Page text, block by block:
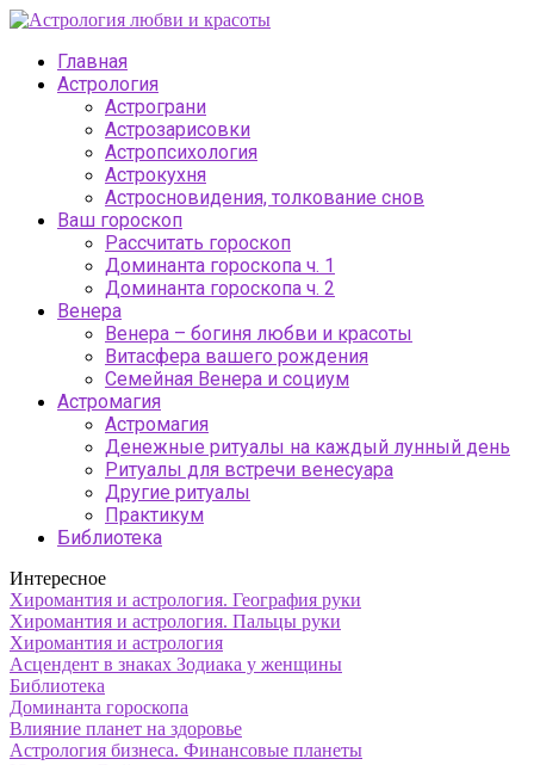
Главная
Астрология
Астрограни
Астрозарисовки
Астропсихология
Астрокухня
Астросновидения, толкование снов
Ваш гороскоп
Рассчитать гороскоп
Доминанта гороскопа ч. 1
Доминанта гороскопа ч. 2
Венера
Венера – богиня любви и красоты
Витасфера вашего рождения
Семейная Венера и социум
Астромагия
Астромагия
Денежные ритуалы на каждый лунный день
Ритуалы для встречи венесуара
Другие ритуалы
Практикум
Библиотека
Интересное
Хиромантия и астрология. География руки
Хиромантия и астрология. Пальцы руки
Хиромантия и астрология
Асцендент в знаках Зодиака у женщины
Библиотека
Доминанта гороскопа
Влияние планет на здоровье
Астрология бизнеса. Финансовые планеты